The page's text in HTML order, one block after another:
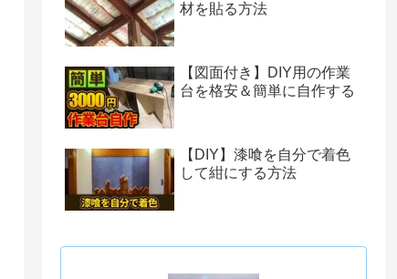
材を貼る方法
【図面付き】DIY用の作業
台を格安＆簡単に自作する
【DIY】漆喰を自分で着色
して紺にする方法